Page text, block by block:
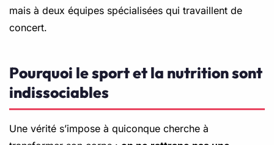
mais à deux équipes spécialisées qui travaillent de
concert.
Pourquoi le sport et la nutrition sont
indissociables
Une vérité s’impose à quiconque cherche à